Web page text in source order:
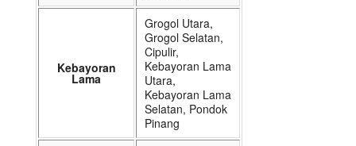
Kebayoran
Lama
Grogol Utara,
Grogol Selatan,
Cipulir,
Kebayoran Lama
Utara,
Kebayoran Lama
Selatan, Pondok
Pinang